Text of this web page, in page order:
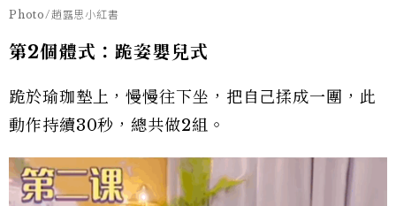
Photo/趙露思小紅書
第2個體式：跪姿嬰兒式
跪於瑜珈墊上，慢慢往下坐，把自己揉成一團，此
動作持續30秒，總共做2組。